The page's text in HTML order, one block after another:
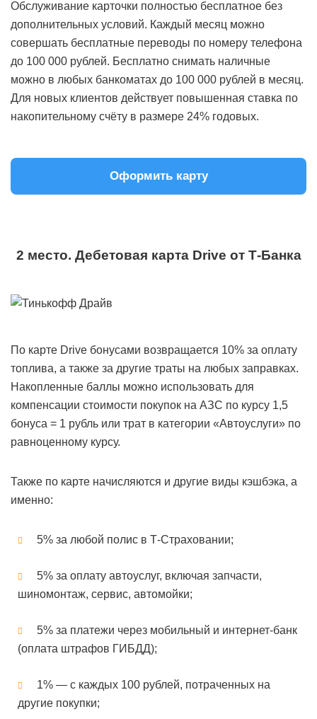
Обслуживание карточки полностью бесплатное без
дополнительных условий. Каждый месяц можно
совершать бесплатные переводы по номеру телефона
до 100 000 рублей. Бесплатно снимать наличные
можно в любых банкоматах до 100 000 рублей в месяц.
Для новых клиентов действует повышенная ставка по
накопительному счёту в размере 24% годовых.
Оформить карту
2 место. Дебетовая карта Drive от Т-Банка
По карте Drive бонусами возвращается 10% за оплату
топлива, а также за другие траты на любых заправках.
Накопленные баллы можно использовать для
компенсации стоимости покупок на АЗС по курсу 1,5
бонуса = 1 рубль или трат в категории «Автоуслуги» по
равноценному курсу.
Также по карте начисляются и другие виды кэшбэка, а
именно:
5% за любой полис в Т-Страховании;
5% за оплату автоуслуг, включая запчасти,
шиномонтаж, сервис, автомойки;
5% за платежи через мобильный и интернет-банк
(оплата штрафов ГИБДД);
1% — с каждых 100 рублей, потраченных на
другие покупки;